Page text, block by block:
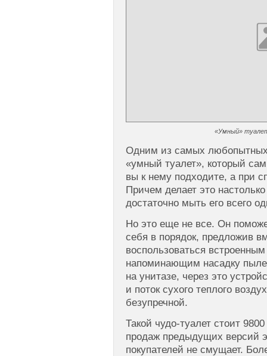
«Умный»
Одним из самых любопытных
«умный туалет», который
вы к нему подходите, а при
Причем делает это
достаточно мыть его всего
Но это еще не все. Он
себя в порядок, предложив
воспользоваться
напоминающим насадку
на унитазе, через это
и поток сухого теплого
безупречной.
Такой чудо-туалет стоит
продаж предыдущих версий
покупателей не смущает.